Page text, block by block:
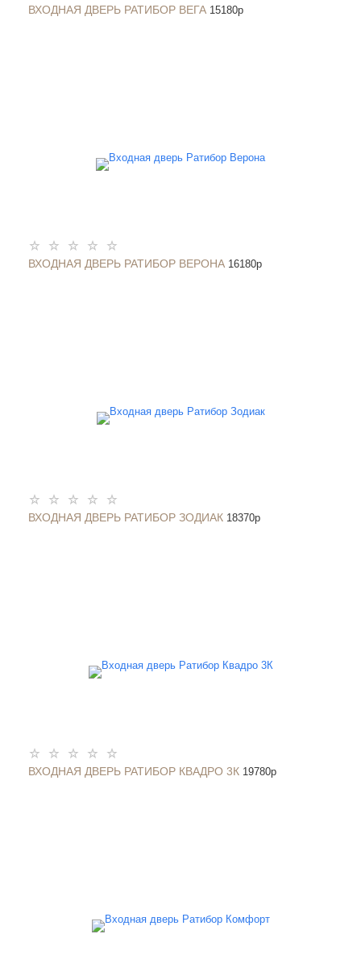
ВХОДНАЯ ДВЕРЬ РАТИБОР ВЕГА 15180p
ВХОДНАЯ ДВЕРЬ РАТИБОР ВЕРОНА 16180p
ВХОДНАЯ ДВЕРЬ РАТИБОР ЗОДИАК 18370p
ВХОДНАЯ ДВЕРЬ РАТИБОР КВАДРО 3К 19780p